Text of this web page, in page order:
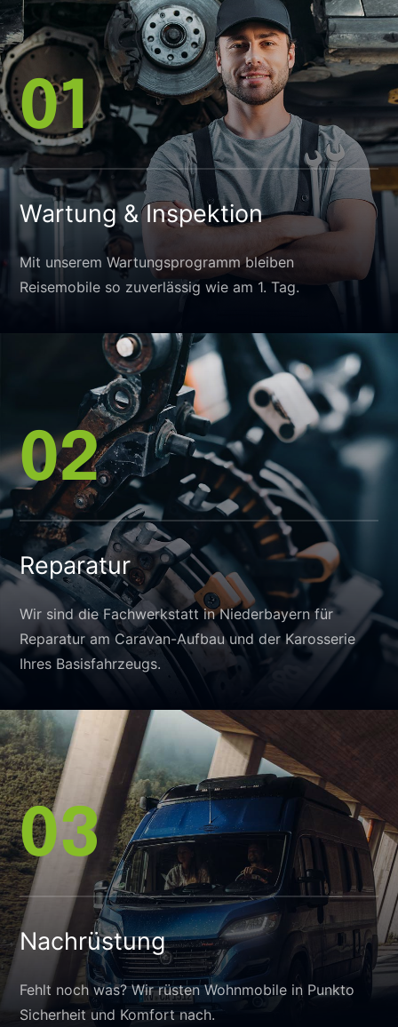
01
Wartung & Inspektion
Mit unserem Wartungsprogramm bleiben
Reisemobile so zuverlässig wie am 1. Tag.
02
Reparatur
Wir sind die Fachwerkstatt in Niederbayern für
Reparatur am Caravan-Aufbau und der Karosserie
Ihres Basisfahrzeugs.
03
Nachrüstung
Fehlt noch was? Wir rüsten Wohnmobile in Punkto
Sicherheit und Komfort nach.